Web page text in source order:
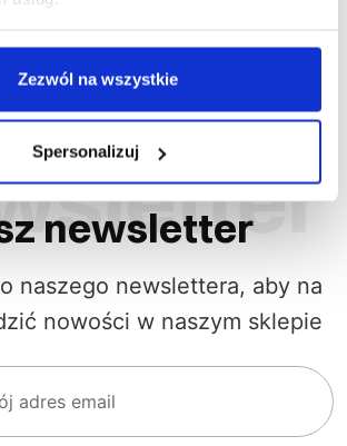
Zezwól na wszystkie
Spersonalizuj
newsletter
naszego newslettera, aby na
nowości w naszym sklepie